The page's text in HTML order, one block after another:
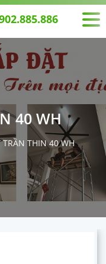
40 WH
TRẦN THIN 40 WH